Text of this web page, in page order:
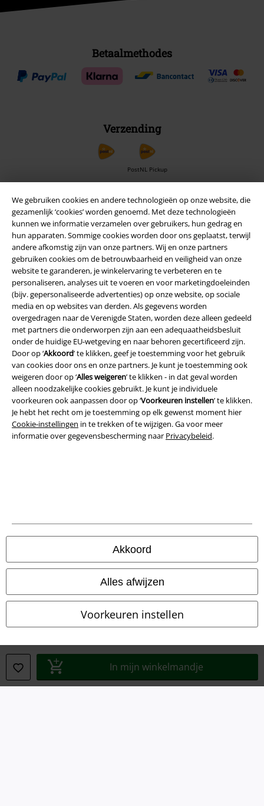
We gebruiken cookies en andere technologieën op onze website, die
gezamenlijk ‘cookies’ worden genoemd. Met deze technologieën
kunnen we informatie verzamelen over gebruikers, hun gedrag en
hun apparaten. Sommige cookies worden door ons geplaatst, terwijl
andere afkomstig zijn van onze partners. Wij en onze partners
gebruiken cookies om de betrouwbaarheid en veiligheid van onze
website te garanderen, je winkelervaring te verbeteren en te
personaliseren, analyses uit te voeren en voor marketingdoeleinden
(bijv. gepersonaliseerde advertenties) op onze website, op sociale
media en op websites van derden. Als gegevens worden
overgedragen naar de Verenigde Staten, worden deze alleen gedeeld
met partners die onderworpen zijn aan een adequaatheidsbesluit
onder de huidige EU-wetgeving en naar behoren gecertificeerd zijn.
Door op ‘Akkoord’ te klikken, geef je toestemming voor het gebruik
van cookies door ons en onze partners. Je kunt je toestemming ook
weigeren door op ‘Alles weigeren’ te klikken - in dat geval worden
alleen noodzakelijke cookies gebruikt. Je kunt je individuele
voorkeuren ook aanpassen door op ‘Voorkeuren instellen’ te klikken.
Je hebt het recht om je toestemming op elk gewenst moment hier
Cookie-instellingen in te trekken of te wijzigen. Ga voor meer
informatie over gegevensbescherming naar Privacybeleid.
Akkoord
Alles afwijzen
Voorkeuren instellen
In mijn winkelmandje
Betaalmethodes
Verzending
PostNL Pickup
large app
Download gratis de nieuwe large app en profiteer van alle nieuwe
functies en voordelen!
A Warner Music Group Company
Beveiliging
Legal
Privacyverklaring
Verklaring van conformiteit